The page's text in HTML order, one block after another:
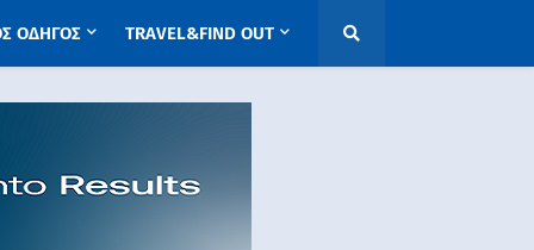
ΟΔΗΓΟΣ TRAVEL&FIND OUT